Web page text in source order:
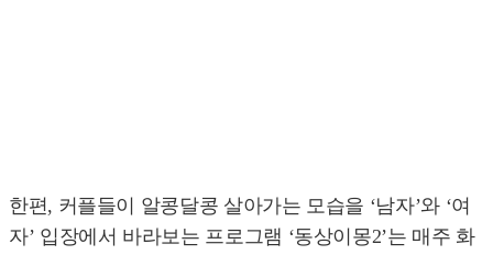
한편, 커플들이 알콩달콩 살아가는 모습을 ‘남자’와 ‘여
자’ 입장에서 바라보는 프로그램 ‘동상이몽2’는 매주 화